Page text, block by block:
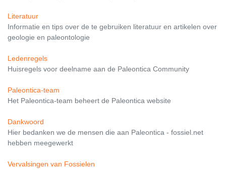
Literatuur
Informatie en tips over de te gebruiken literatuur en artikelen over
geologie en paleontologie
Ledenregels
Huisregels voor deelname aan de Paleontica Community
Paleontica-team
Het Paleontica-team beheert de Paleontica website
Dankwoord
Hier bedanken we de mensen die aan Paleontica - fossiel.net
hebben meegewerkt
Vervalsingen van Fossielen